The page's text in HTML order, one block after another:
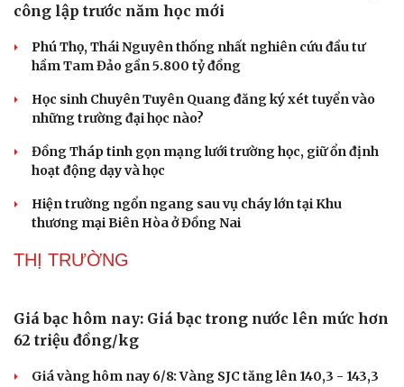
Cả nước dự kiến giảm hơn 17.000 đầu mối trường
công lập trước năm học mới
hầm Tam Đảo gần 5.800 tỷ đồng
những trường đại học nào?
Đồng Tháp tinh gọn mạng lưới trường học, giữ ổn định